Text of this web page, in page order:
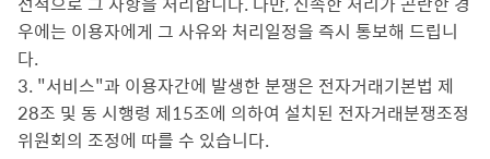
우에는 이용자에게 그 사유와 처리일정을 즉시 통보해 드립니
다.
3. "서비스"과 이용자간에 발생한 분쟁은 전자거래기본법 제
28조 및 동 시행령 제15조에 의하여 설치된 전자거래분쟁조정
위원회의 조정에 따를 수 있습니다.